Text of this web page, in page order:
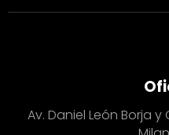
Av. Daniel León Borja